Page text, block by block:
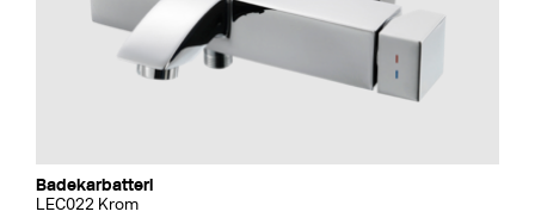
Badekarbatteri
LEC022 Krom